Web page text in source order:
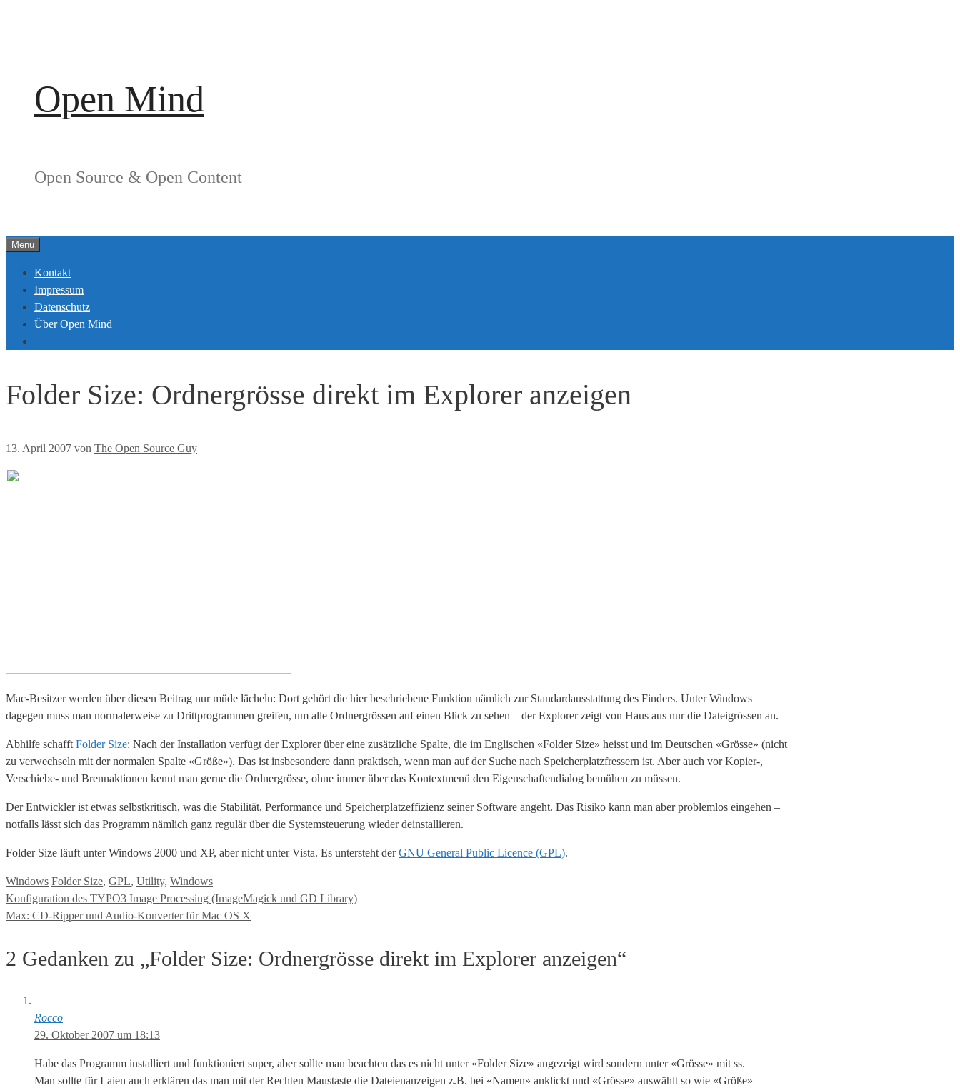
Open Mind
Open Source & Open Content
Menu
Kontakt
Impressum
Datenschutz
Über Open Mind
Folder Size: Ordnergrösse direkt im Explorer anzeigen
13. April 2007 von The Open Source Guy
Mac-Besitzer werden über diesen Beitrag nur müde lächeln: Dort gehört die hier beschriebene Funktion nämlich zur Standardausstattung des Finders. Unter Windows
dagegen muss man normalerweise zu Drittprogrammen greifen, um alle Ordnergrössen auf einen Blick zu sehen – der Explorer zeigt von Haus aus nur die Dateigrössen an.
Abhilfe schafft Folder Size: Nach der Installation verfügt der Explorer über eine zusätzliche Spalte, die im Englischen «Folder Size» heisst und im Deutschen «Grösse» (nicht
zu verwechseln mit der normalen Spalte «Größe»). Das ist insbesondere dann praktisch, wenn man auf der Suche nach Speicherplatzfressern ist. Aber auch vor Kopier-,
Verschiebe- und Brennaktionen kennt man gerne die Ordnergrösse, ohne immer über das Kontextmenü den Eigenschaftendialog bemühen zu müssen.
Der Entwickler ist etwas selbstkritisch, was die Stabilität, Performance und Speicherplatzeffizienz seiner Software angeht. Das Risiko kann man aber problemlos eingehen –
notfalls lässt sich das Programm nämlich ganz regulär über die Systemsteuerung wieder deinstallieren.
Folder Size läuft unter Windows 2000 und XP, aber nicht unter Vista. Es untersteht derGNU General Public Licence (GPL).
Kategorien
Windows Tags
Folder Size, GPL, Utility, Windows
Konfiguration des TYPO3 Image Processing (ImageMagick und GD Library)
Max: CD-Ripper und Audio-Konverter für Mac OS X
2 Gedanken zu „Folder Size: Ordnergrösse direkt im Explorer anzeigen“
Rocco
29. Oktober 2007 um 18:13
Habe das Programm installiert und funktioniert super, aber sollte man beachten das es nicht unter «Folder Size» angezeigt wird sondern unter «Grösse» mit ss.
Man sollte für Laien auch erklären das man mit der Rechten Maustaste die Dateienanzeigen z.B. bei «Namen» anklickt und «Grösse» auswählt so wie «Größe»